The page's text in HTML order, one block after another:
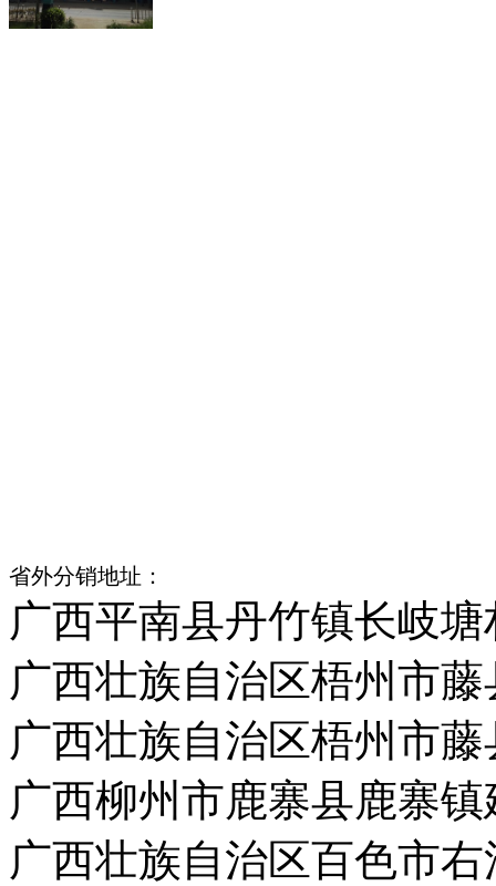
省外分销地址：
广西平南县丹竹镇长岐塘
广西壮族自治区梧州市
广西壮族自治区梧州市
广西柳州市鹿寨县鹿寨
广西壮族自治区百色市右